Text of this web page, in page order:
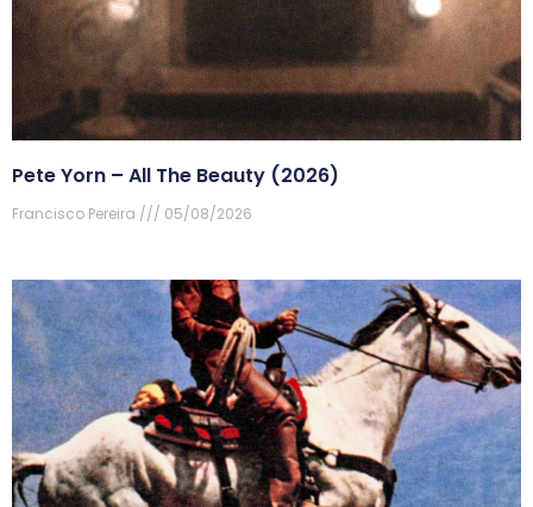
Pete Yorn – All The Beauty (2026)
Francisco Pereira 05/08/2026